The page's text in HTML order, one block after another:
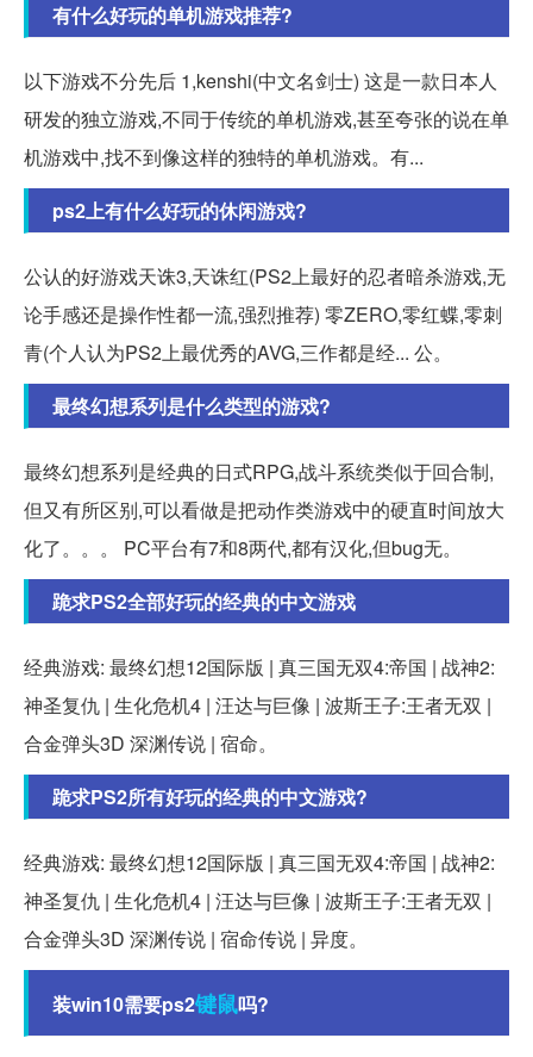
有什么好玩的单机游戏推荐?
以下游戏不分先后 1,kenshi(中文名剑士) 这是一款日本人
研发的独立游戏,不同于传统的单机游戏,甚至夸张的说在单
机游戏中,找不到像这样的独特的单机游戏。有...
ps2上有什么好玩的休闲游戏?
公认的好游戏天诛3,天诛红(PS2上最好的忍者暗杀游戏,无
论手感还是操作性都一流,强烈推荐) 零ZERO,零红蝶,零刺
青(个人认为PS2上最优秀的AVG,三作都是经... 公。
最终幻想系列是什么类型的游戏?
最终幻想系列是经典的日式RPG,战斗系统类似于回合制,
但又有所区别,可以看做是把动作类游戏中的硬直时间放大
化了。。。 PC平台有7和8两代,都有汉化,但bug无。
跪求PS2全部好玩的经典的中文游戏
经典游戏: 最终幻想12国际版 | 真三国无双4:帝国 | 战神2:
神圣复仇 | 生化危机4 | 汪达与巨像 | 波斯王子:王者无双 |
合金弹头3D 深渊传说 | 宿命。
跪求PS2所有好玩的经典的中文游戏?
经典游戏: 最终幻想12国际版 | 真三国无双4:帝国 | 战神2:
神圣复仇 | 生化危机4 | 汪达与巨像 | 波斯王子:王者无双 |
合金弹头3D 深渊传说 | 宿命传说 | 异度。
装win10需要ps2键鼠吗?